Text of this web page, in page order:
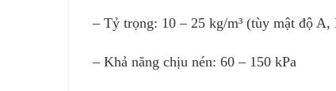
– Tỷ trọng: 10 – 25 kg/m³ (tùy mật độ
– Khả năng chịu nén: 60 – 150 kPa